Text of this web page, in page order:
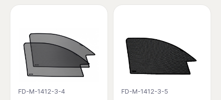
FD-M-1412-3-4 FD-M-1412-3-5